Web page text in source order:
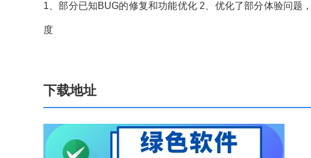
1、部分已知BUG的修复和功能优化 2、优化了部分体验问题
度
下载地址